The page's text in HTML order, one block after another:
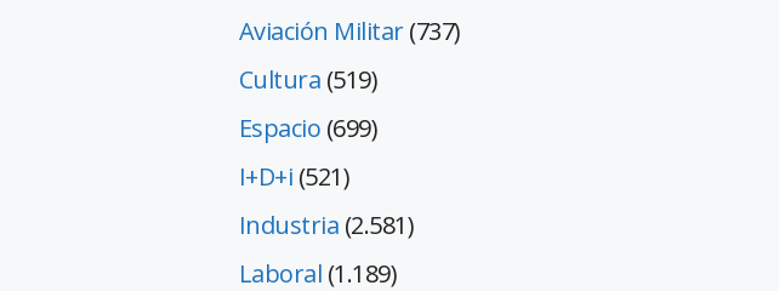
Aviación Militar(737)
Cultura (519)
Espacio (699)
I+D+i (521)
Industria (2.581)
Laboral (1.189)